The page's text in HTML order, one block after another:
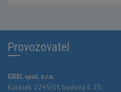
Provozovatel
GREL spol. s.r.o.
Karásek 2245/1f, budova č. 25,